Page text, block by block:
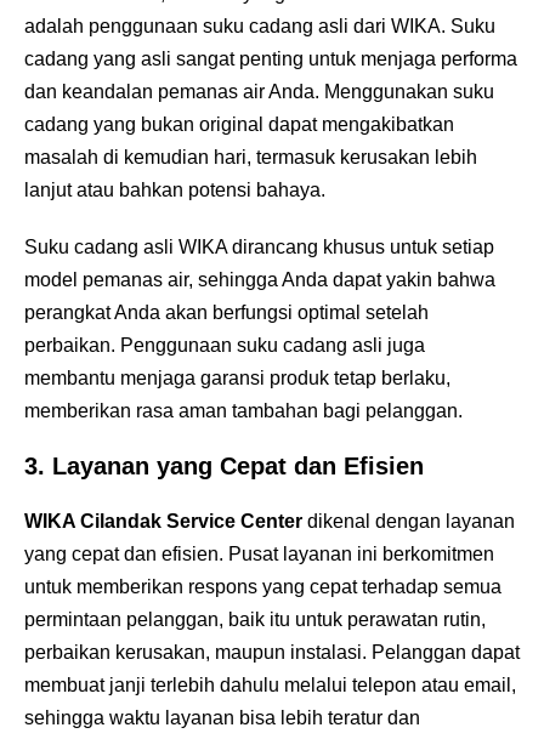
adalah penggunaan suku cadang asli dari WIKA. Suku
cadang yang asli sangat penting untuk menjaga performa
dan keandalan pemanas air Anda. Menggunakan suku
cadang yang bukan original dapat mengakibatkan
masalah di kemudian hari, termasuk kerusakan lebih
lanjut atau bahkan potensi bahaya.
Suku cadang asli WIKA dirancang khusus untuk setiap
model pemanas air, sehingga Anda dapat yakin bahwa
perangkat Anda akan berfungsi optimal setelah
perbaikan. Penggunaan suku cadang asli juga
membantu menjaga garansi produk tetap berlaku,
memberikan rasa aman tambahan bagi pelanggan.
3. Layanan yang Cepat dan Efisien
WIKA Cilandak Service Center dikenal dengan layanan
yang cepat dan efisien. Pusat layanan ini berkomitmen
untuk memberikan respons yang cepat terhadap semua
permintaan pelanggan, baik itu untuk perawatan rutin,
perbaikan kerusakan, maupun instalasi. Pelanggan dapat
membuat janji terlebih dahulu melalui telepon atau email,
sehingga waktu layanan bisa lebih teratur dan